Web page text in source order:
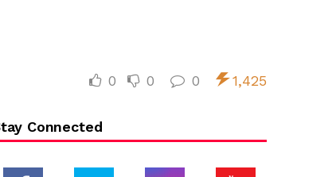
0 0 0 1,425
Connected